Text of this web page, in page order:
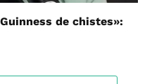
de chistes»: